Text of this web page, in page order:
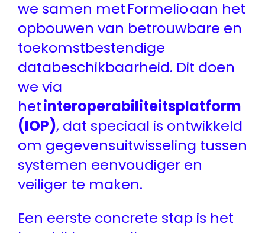
we samen met Formelio aan het
opbouwen van betrouwbare en
toekomstbestendige
databeschikbaarheid. Dit doen
we via
hetinteroperabiliteitsplatform
(IOP), dat speciaal is ontwikkeld
om gegevensuitwisseling tussen
systemen eenvoudiger en
veiliger te maken.
Een eerste concrete stap is het